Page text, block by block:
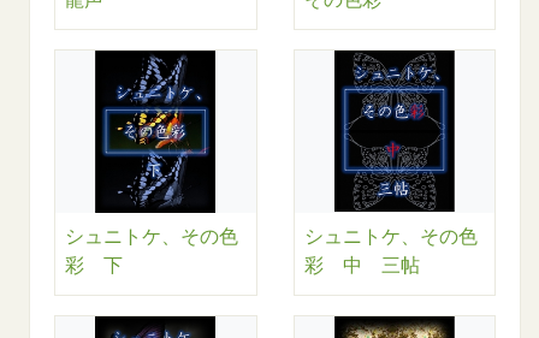
シュニトケ、その色
彩 下
シュニトケ、その色
彩 中 三帖